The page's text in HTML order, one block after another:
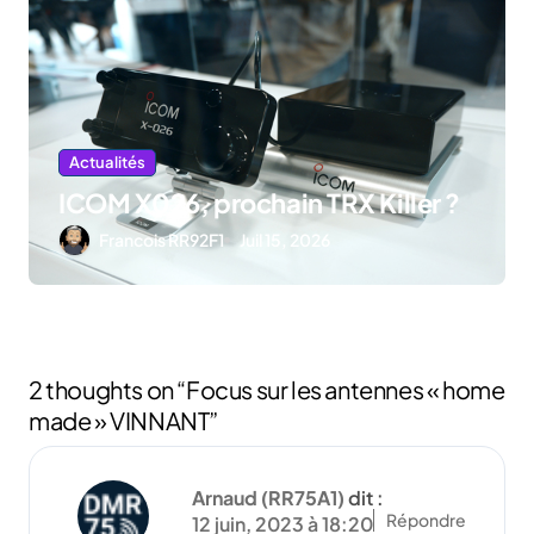
Actualités
ICOM X026, prochain TRX Killer ?
Francois RR92F1 Juil 15, 2026
2 thoughts on “Focus sur les antennes « home
made » VINNANT”
Arnaud (RR75A1)dit :
12 juin, 2023 à 18:20
Répondre